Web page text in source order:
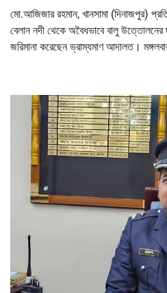
মো.আজিজার রহমান, খানসামা (দিনাজপুর)
বেলান নদী থেকে অবৈধভাবে বালু
জরিমানা করেছেন ভ্রাম্যমাণ আদালত।